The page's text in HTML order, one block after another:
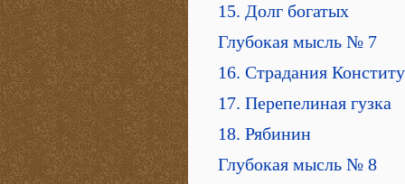
15. Долг богатых
Глубокая мысль № 7
16. Страдания
17. Перепелиная гузка
18. Рябинин
Глубокая мысль № 8